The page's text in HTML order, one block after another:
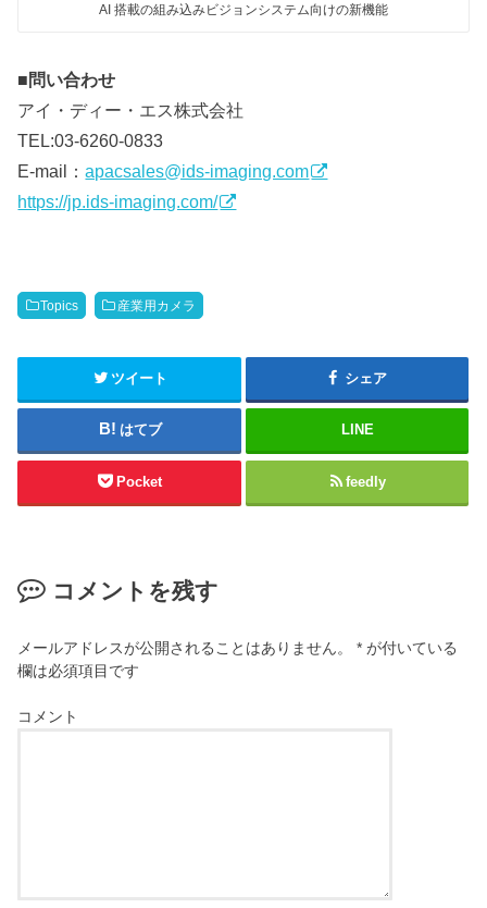
AI 搭載の組み込みビジョンシステム向けの新機能
■問い合わせ
アイ・ディー・エス株式会社
TEL:03-6260-0833
E-mail：apacsales@ids-imaging.com
https://jp.ids-imaging.com/
Topics 産業用カメラ
ツイート シェア
はてブ LINE
Pocket feedly
コメントを残す
メールアドレスが公開されることはありません。 * が付いている
欄は必須項目です
コメント